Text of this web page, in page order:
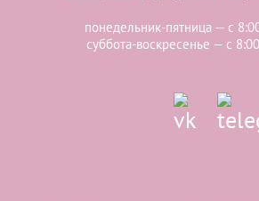
понедельник-пятница — с
суббота-воскресенье — с